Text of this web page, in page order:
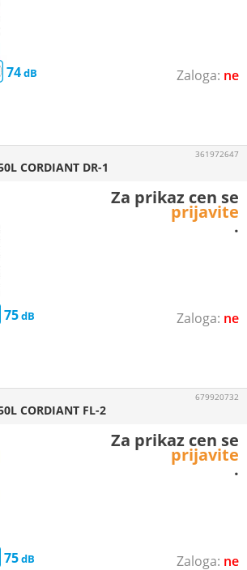
ne
74
ne
75
CORDIANT DR-1
361972647
Za prikaz cen se
prijavite
.
ne
75
CORDIANT FL-2
679920732
Za prikaz cen se
prijavite
.